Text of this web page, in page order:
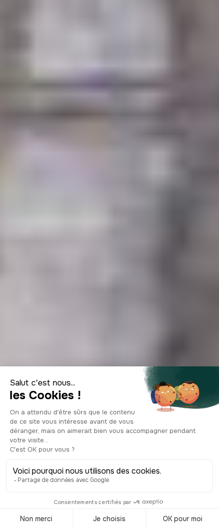
Shopping à Paris :
le guide complet
par quartiers,
marchés et
adresses 2026